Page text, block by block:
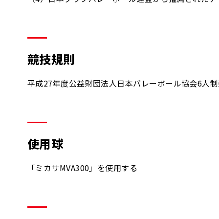
競技規則
平成27年度公益財団法人日本バレーボール協会6人
使用球
「ミカサMVA300」を使用する